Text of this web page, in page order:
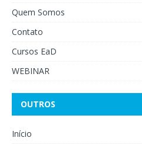
Quem Somos
Contato
Cursos EaD
WEBINAR
OUTROS
Início